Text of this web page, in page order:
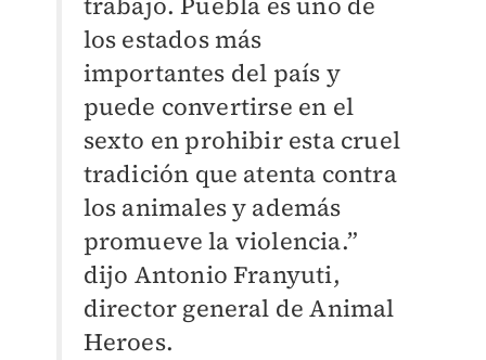
los estados más
importantes del país y
puede convertirse en el
sexto en prohibir esta cruel
tradición que atenta contra
los animales y además
promueve la violencia.”
dijo Antonio Franyuti,
director general de Animal
Heroes.